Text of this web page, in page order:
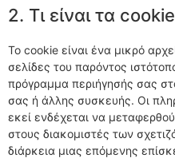
2. Τι είναι τα
Το cookie είναι ένα μικρό
σελίδες του παρόντος
πρόγραμμα περιήγησής σας
σας ή άλλης συσκευής. Οι
εκεί ενδέχεται να
στους διακομιστές των
διάρκεια μιας επόμενης